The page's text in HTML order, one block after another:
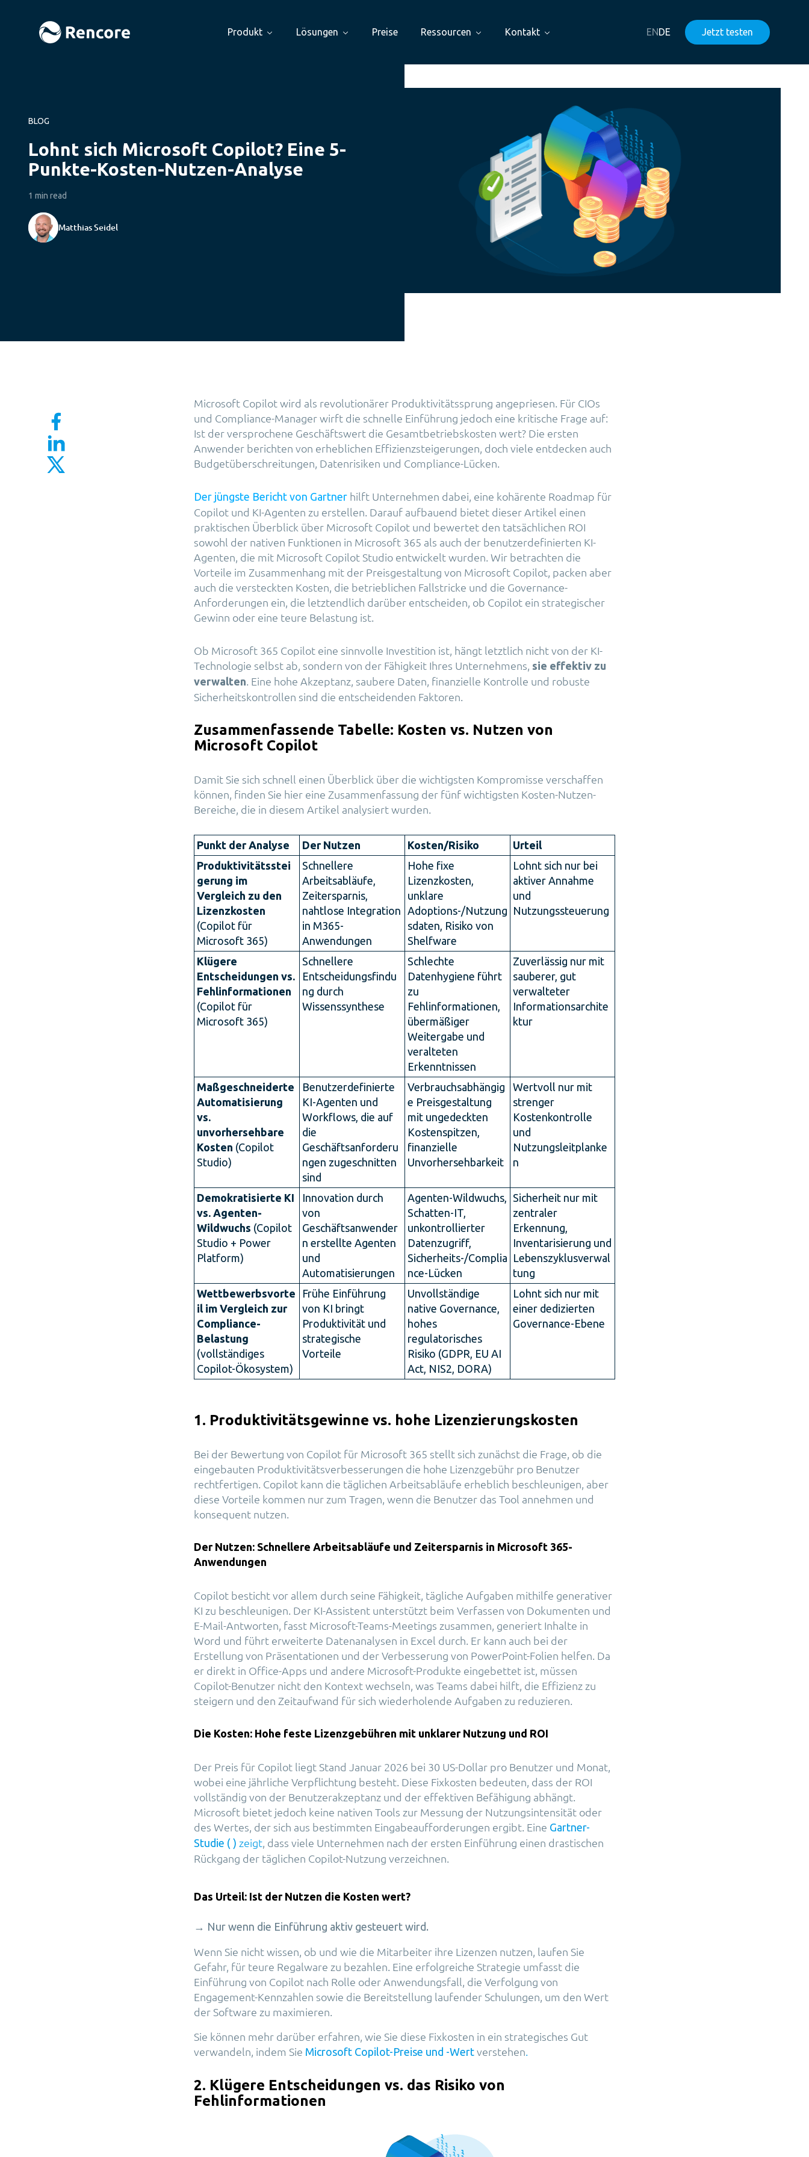
Produkt Lösungen Preise Ressourcen Kontakt ENDE Jetzt testen
BLOG
Lohnt sich Microsoft Copilot? Eine 5-
Punkte-Kosten-Nutzen-Analyse
1 min read
Matthias Seidel
Microsoft Copilot wird als revolutionärer Produktivitätssprung angepriesen. Für CIOs
und Compliance-Manager wirft die schnelle Einführung jedoch eine kritische Frage auf:
Ist der versprochene Geschäftswert die Gesamtbetriebskosten wert? Die ersten
Anwender berichten von erheblichen Effizienzsteigerungen, doch viele entdecken auch
Budgetüberschreitungen, Datenrisiken und Compliance-Lücken.
Der jüngste Bericht von Gartner hilft Unternehmen dabei, eine kohärente Roadmap für
Copilot und KI-Agenten zu erstellen. Darauf aufbauend bietet dieser Artikel einen
praktischen Überblick über Microsoft Copilot und bewertet den tatsächlichen ROI
sowohl der nativen Funktionen in Microsoft 365 als auch der benutzerdefinierten KI-
Agenten, die mit Microsoft Copilot Studio entwickelt wurden. Wir betrachten die
Vorteile im Zusammenhang mit der Preisgestaltung von Microsoft Copilot, packen aber
auch die versteckten Kosten, die betrieblichen Fallstricke und die Governance-
Anforderungen ein, die letztendlich darüber entscheiden, ob Copilot ein strategischer
Gewinn oder eine teure Belastung ist.
Ob Microsoft 365 Copilot eine sinnvolle Investition ist, hängt letztlich nicht von der KI-
Technologie selbst ab, sondern von der Fähigkeit Ihres Unternehmens, sie effektiv zu
verwalten. Eine hohe Akzeptanz, saubere Daten, finanzielle Kontrolle und robuste
Sicherheitskontrollen sind die entscheidenden Faktoren.
Zusammenfassende Tabelle: Kosten vs. Nutzen von
Microsoft Copilot
Damit Sie sich schnell einen Überblick über die wichtigsten Kompromisse verschaffen
können, finden Sie hier eine Zusammenfassung der fünf wichtigsten Kosten-Nutzen-
Bereiche, die in diesem Artikel analysiert wurden.
Punkt der Analyse Der Nutzen Kosten/Risiko
Urteil
Produktivitätsstei
gerung im
Vergleich zu den
Lizenzkosten
(Copilot für
Microsoft 365)
Schnellere
Arbeitsabläufe,
Zeitersparnis,
nahtlose Integration
in M365-
Anwendungen
Hohe fixe
Lizenzkosten,
unklare
Adoptions-/Nutzung
sdaten, Risiko von
Shelfware
Lohnt sich nur bei
aktiver Annahme
und
Nutzungssteuerung
Klügere
Entscheidungen vs.
Fehlinformationen
(Copilot für
Microsoft 365)
Schnellere
Entscheidungsfindu
ng durch
Wissenssynthese
Schlechte
Datenhygiene führt
zu
Fehlinformationen,
übermäßiger
Weitergabe und
veralteten
Erkenntnissen
Zuverlässig nur mit
sauberer, gut
verwalteter
Informationsarchite
ktur
Maßgeschneiderte
Automatisierung
vs.
unvorhersehbare
Kosten (Copilot
Studio)
Benutzerdefinierte
KI-Agenten und
Workflows, die auf
die
Geschäftsanforderu
ngen zugeschnitten
sind
Verbrauchsabhängig
e Preisgestaltung
mit ungedeckten
Kostenspitzen,
finanzielle
Unvorhersehbarkeit
Wertvoll nur mit
strenger
Kostenkontrolle
und
Nutzungsleitplanke
n
Demokratisierte KI
vs. Agenten-
Wildwuchs (Copilot
Studio + Power
Platform)
Innovation durch
von
Geschäftsanwender
n erstellte Agenten
und
Automatisierungen
Agenten-Wildwuchs,
Schatten-IT,
unkontrollierter
Datenzugriff,
Sicherheits-/Complia
nce-Lücken
Sicherheit nur mit
zentraler
Erkennung,
Inventarisierung und
Lebenszyklusverwal
tung
Wettbewerbsvorte
il im Vergleich zur
Compliance-
Belastung
(vollständiges
Copilot-Ökosystem)
Frühe Einführung
von KI bringt
Produktivität und
strategische
Vorteile
Unvollständige
native Governance,
hohes
regulatorisches
Risiko (GDPR, EU AI
Act, NIS2, DORA)
Lohnt sich nur mit
einer dedizierten
Governance-Ebene
1. Produktivitätsgewinne vs. hohe Lizenzierungskosten
Bei der Bewertung von Copilot für Microsoft 365 stellt sich zunächst die Frage, ob die
eingebauten Produktivitätsverbesserungen die hohe Lizenzgebühr pro Benutzer
rechtfertigen. Copilot kann die täglichen Arbeitsabläufe erheblich beschleunigen, aber
diese Vorteile kommen nur zum Tragen, wenn die Benutzer das Tool annehmen und
konsequent nutzen.
Der Nutzen: Schnellere Arbeitsabläufe und Zeitersparnis in Microsoft 365-
Anwendungen
Copilot besticht vor allem durch seine Fähigkeit, tägliche Aufgaben mithilfe generativer
KI zu beschleunigen. Der KI-Assistent unterstützt beim Verfassen von Dokumenten und
E-Mail-Antworten, fasst Microsoft-Teams-Meetings zusammen, generiert Inhalte in
Word und führt erweiterte Datenanalysen in Excel durch. Er kann auch bei der
Erstellung von Präsentationen und der Verbesserung von PowerPoint-Folien helfen. Da
er direkt in Office-Apps und andere Microsoft-Produkte eingebettet ist, müssen
Copilot-Benutzer nicht den Kontext wechseln, was Teams dabei hilft, die Effizienz zu
steigern und den Zeitaufwand für sich wiederholende Aufgaben zu reduzieren.
Die Kosten: Hohe feste Lizenzgebühren mit unklarer Nutzung und ROI
Der Preis für Copilot liegt Stand Januar 2026 bei 30 US-Dollar pro Benutzer und Monat,
wobei eine jährliche Verpflichtung besteht. Diese Fixkosten bedeuten, dass der ROI
vollständig von der Benutzerakzeptanz und der effektiven Befähigung abhängt.
Microsoft bietet jedoch keine nativen Tools zur Messung der Nutzungsintensität oder
des Wertes, der sich aus bestimmten Eingabeaufforderungen ergibt. Eine Gartner-
Studie ( ) zeigt, dass viele Unternehmen nach der ersten Einführung einen drastischen
Rückgang der täglichen Copilot-Nutzung verzeichnen.
Das Urteil: Ist der Nutzen die Kosten wert?
→ Nur wenn die Einführung aktiv gesteuert wird.
Wenn Sie nicht wissen, ob und wie die Mitarbeiter ihre Lizenzen nutzen, laufen Sie
Gefahr, für teure Regalware zu bezahlen. Eine erfolgreiche Strategie umfasst die
Einführung von Copilot nach Rolle oder Anwendungsfall, die Verfolgung von
Engagement-Kennzahlen sowie die Bereitstellung laufender Schulungen, um den Wert
der Software zu maximieren.
Sie können mehr darüber erfahren, wie Sie diese Fixkosten in ein strategisches Gut
verwandeln, indem Sie Microsoft Copilot-Preise und -Wert verstehen.
2. Klügere Entscheidungen vs. das Risiko von
Fehlinformationen